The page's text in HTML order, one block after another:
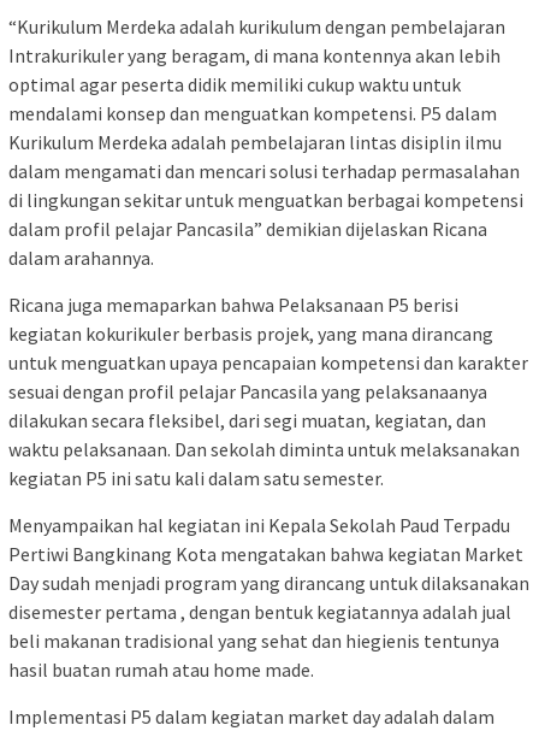
“Kurikulum Merdeka adalah kurikulum dengan pembelajaran
Intrakurikuler yang beragam, di mana kontennya akan lebih
optimal agar peserta didik memiliki cukup waktu untuk
mendalami konsep dan menguatkan kompetensi. P5 dalam
Kurikulum Merdeka adalah pembelajaran lintas disiplin ilmu
dalam mengamati dan mencari solusi terhadap permasalahan
di lingkungan sekitar untuk menguatkan berbagai kompetensi
dalam profil pelajar Pancasila” demikian dijelaskan Ricana
dalam arahannya.
Ricana juga memaparkan bahwa Pelaksanaan P5 berisi
kegiatan kokurikuler berbasis projek, yang mana dirancang
untuk menguatkan upaya pencapaian kompetensi dan karakter
sesuai dengan profil pelajar Pancasila yang pelaksanaanya
dilakukan secara fleksibel, dari segi muatan, kegiatan, dan
waktu pelaksanaan. Dan sekolah diminta untuk melaksanakan
kegiatan P5 ini satu kali dalam satu semester.
Menyampaikan hal kegiatan ini Kepala Sekolah Paud Terpadu
Pertiwi Bangkinang Kota mengatakan bahwa kegiatan Market
Day sudah menjadi program yang dirancang untuk dilaksanakan
disemester pertama , dengan bentuk kegiatannya adalah jual
beli makanan tradisional yang sehat dan hiegienis tentunya
hasil buatan rumah atau home made.
Implementasi P5 dalam kegiatan market day adalah dalam